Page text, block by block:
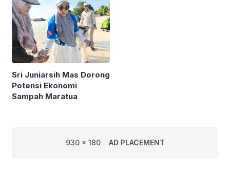
Sri Juniarsih Mas Dorong
Potensi Ekonomi
Sampah Maratua
930 x 180 AD PLACEMENT